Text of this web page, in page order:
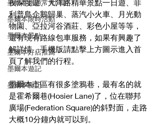
墨爾本旅游常見問題
墨爾本限時活動
墨爾本景點
墨爾本好店推薦
墨爾本遊記
墨爾本食記
夜深度遊、大洋路精華景點一日遊、菲
利普島企鵝歸巢、蒸汽小火車、月光動
物園、亞拉河谷酒莊、彩色小屋等等，
還有現有路線包車服務，如果有興趣了
解詳情，手機版請點擊上方圖示進入首
頁了解我們的行程。
墨爾本市區有很多塗鴉巷，最有名的就
是霍希爾巷(Hosier Lane)了，位在聯邦
廣場(Federation Square)的斜對面，走路
大概10分鐘內就可以到。